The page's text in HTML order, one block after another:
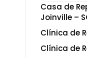
Casa de
Joinville –
Clínica de
Clínica de